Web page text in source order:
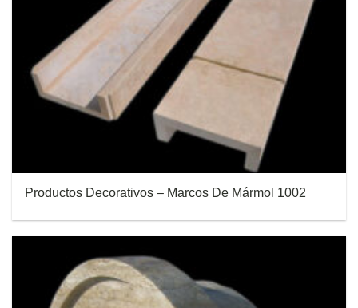
Productos Decorativos – Marcos De Mármol 1002